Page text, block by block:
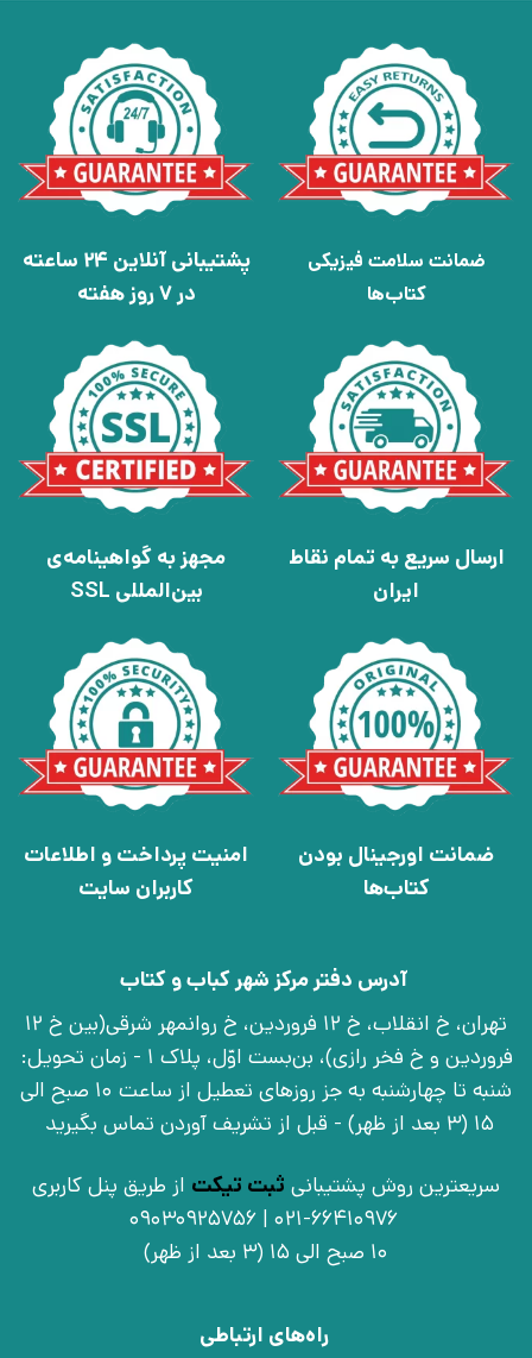
ضمانت سلامت فیزیکی
کتاب‌ها
پشتیبانی آنلاین 24 ساعته
در 7 روز هفته
ارسال سریع به تمام نقاط
ایران
مجهز به گواهینامه‌ی
بین‌المللی SSL
ضمانت اورجینال بودن
کتاب‌ها
امنیت پرداخت و اطلاعات
کاربران سایت
آدرس دفتر مرکز شهر کباب و کتاب
تهران، خ انقلاب، خ 12 فروردین، خ روانمهر شرقی(بین خ 12
فروردین و خ فخر رازی)، بن‌بست اوّل، پلاک 1 - زمان تحویل:
شنبه تا چهارشنبه به جز روزهای تعطیل از ساعت 10 صبح الی
15 (3 بعد از ظهر) - قبل از تشریف آوردن تماس بگیرید
سریعترین روش پشتیبانی ثبت تیکت از طریق پنل کاربری
021-66410976 | 09030925756
10 صبح الی 15 (3 بعد از ظهر)
راه‌های ارتباطی